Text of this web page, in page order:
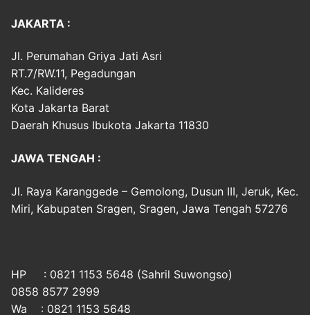
JAKARTA :
Jl. Perumahan Griya Jati Asri
RT.7/RW.11, Pegadungan
Kec. Kalideres
Kota Jakarta Barat
Daerah Khusus Ibukota Jakarta 11830
JAWA TENGAH :
Jl. Raya Karanggede – Gemolong, Dusun III, Jeruk, Kec.
Miri, Kabupaten Sragen, Sragen, Jawa Tengah 57276
HP : 0821 1153 5648 (Sahril Suwongso)
0858 8577 2999
Wa : 0821 1153 5648